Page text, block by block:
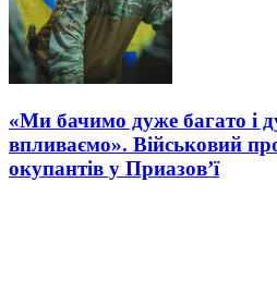
«Ми бачимо дуже багато і
впливаємо». Військовий
окупантів у Приазов’ї